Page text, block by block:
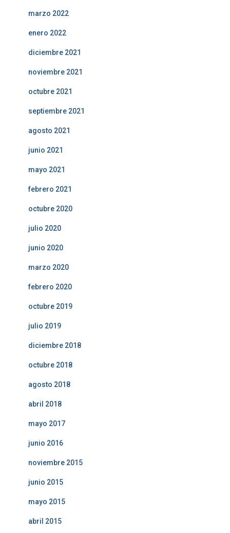
marzo 2022
enero 2022
diciembre 2021
noviembre 2021
octubre 2021
septiembre 2021
agosto 2021
junio 2021
mayo 2021
febrero 2021
octubre 2020
julio 2020
junio 2020
marzo 2020
febrero 2020
octubre 2019
julio 2019
diciembre 2018
octubre 2018
agosto 2018
abril 2018
mayo 2017
junio 2016
noviembre 2015
junio 2015
mayo 2015
abril 2015